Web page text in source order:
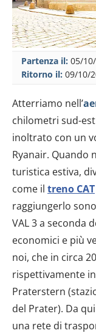
Partenza il: 05/
Ritorno il: 09/10/
Atterriamo nell’
chilometri sud-
inoltrato con un
Ryanair. Quando
turistica estiva,
come il treno CAT
raggiungerlo
VAL 3 a seconda
economici e più
noi, che in circa
rispettivamente
Praterstern
del Prater). Da
una rete di